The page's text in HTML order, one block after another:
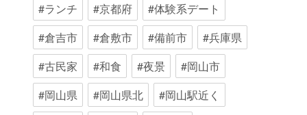
#ランチ
#京都府
#体験系デート
#倉吉市
#倉敷市 #備前市
#兵庫県
#古民家
#和食 #夜景
#岡山市
#岡山県
#岡山県北
#岡山駅近く